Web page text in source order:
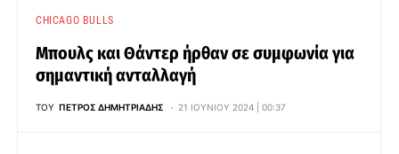
CHICAGO BULLS
Μπουλς και Θάντερ ήρθαν σε συμφωνία για
σημαντική ανταλλαγή
ΤΟΥ ΠΈΤΡΟΣ ΔΗΜΗΤΡΙΆΔΗΣ 21 ΙΟΥΝΊΟΥ 2024 | 00:37